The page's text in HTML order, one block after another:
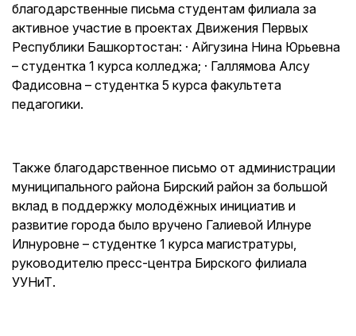
благодарственные письма студентам филиала за
активное участие в проектах Движения Первых
Республики Башкортостан: · Айгузина Нина Юрьевна
– студентка 1 курса колледжа; · Галлямова Алсу
Фадисовна – студентка 5 курса факультета
педагогики.
Также благодарственное письмо от администрации
муниципального района Бирский район за большой
вклад в поддержку молодёжных инициатив и
развитие города было вручено Галиевой Илнуре
Илнуровне – студентке 1 курса магистратуры,
руководителю пресс-центра Бирского филиала
УУНиТ.